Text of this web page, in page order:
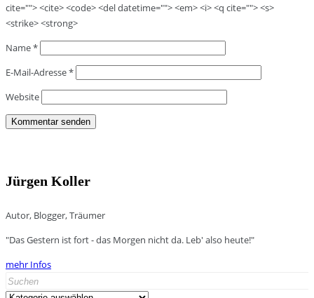
cite=""> <cite> <code> <del datetime=""> <em> <i> <q cite=""> <s>
<strike> <strong>
Name*
E-Mail-Adresse*
Website
Jürgen Koller
Autor, Blogger, Träumer
"Das Gestern ist fort - das Morgen nicht da. Leb' also heute!"
mehr Infos
Search
for: